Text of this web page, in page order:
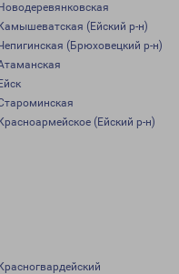
(Ейский р-н)
(Брюховецкий р-н)
(Ейский р-н)